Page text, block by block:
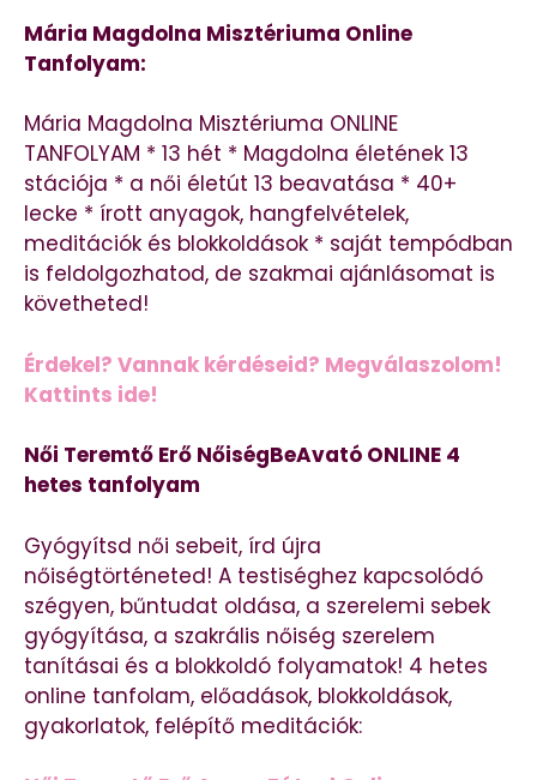
Mária Magdolna Misztériuma Online
Tanfolyam:
Mária Magdolna Misztériuma ONLINE
TANFOLYAM * 13 hét * Magdolna életének 13
stációja * a női életút 13 beavatása * 40+
lecke * írott anyagok, hangfelvételek,
meditációk és blokkoldások * saját tempódban
is feldolgozhatod, de szakmai ajánlásomat is
követheted!
Érdekel? Vannak kérdéseid? Megválaszolom!
Kattints ide!
Női Teremtő Erő NőiségBeAvató ONLINE 4
hetes tanfolyam
Gyógyítsd női sebeit, írd újra
nőiségtörténeted! A testiséghez kapcsolódó
szégyen, bűntudat oldása, a szerelemi sebek
gyógyítása, a szakrális nőiség szerelem
tanításai és a blokkoldó folyamatok! 4 hetes
online tanfolam, előadások, blokkoldások,
gyakorlatok, felépítő meditációk: